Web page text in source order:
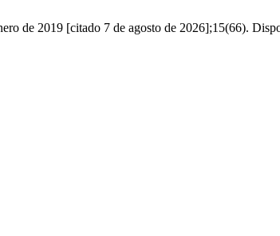
de 2019 [citado 7 de agosto de 2026];15(66).